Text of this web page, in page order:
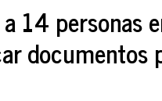
14 personas
documentos